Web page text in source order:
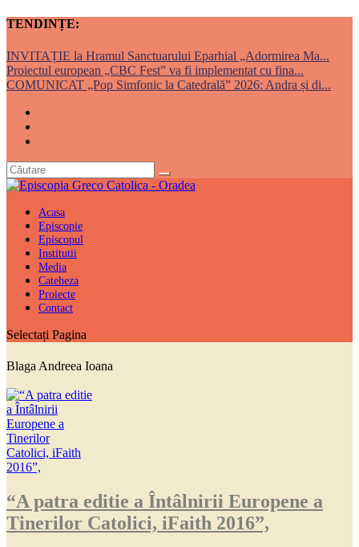
TENDINȚE:
INVITAȚIE la Hramul Sanctuarului Eparhial „Adormirea Ma...
Proiectul european „CBC Fest” va fi implementat cu fina...
COMUNICAT „Pop Simfonic la Catedrală” 2026: Andra și di...
Acasa
Episcopie
Episcopul
Institutii
Media
Cateheza
Proiecte
Contact
Selectați Pagina
Blaga Andreea Ioana
“A patra editie a Întâlnirii Europene a
Tinerilor Catolici, iFaith 2016”,